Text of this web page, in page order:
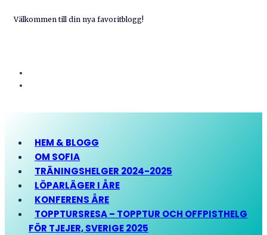
Välkommen till din nya favoritblogg!
HEM & BLOGG
OM SOFIA
TRÄNINGSHELGER 2024-2025
LÖPARLÄGER I ÅRE
KONFERENS ÅRE
TOPPTURSRESA – TOPPTUR OCH OFFPISTHELG
FÖR TJEJER, SVERIGE 2025